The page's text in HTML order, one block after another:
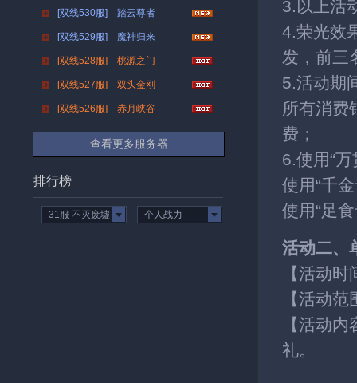
[双线530服] 踏云尊者
[双线529服] 魔神归来
[双线528服] 桃源之门
[双线527服] 双头金刚
[双线526服] 赤月峡谷
查看更多服务器
排行榜
31服 不灭废墟 个人战力
3.以上活
4.荣光效
发，前三
5.活动期
所有消费
费；
6.使用“
使用“千
使用“足
活动二、
【活动时
【活动
【活动
礼。